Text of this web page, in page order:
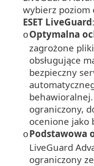
wybierz
ESET LiveGuard:
oOptymalna
zagrożone
obsługujące
bezpieczny
ograniczony,
ocenione jako
oPodstawowa
LiveGuard
ograniczony